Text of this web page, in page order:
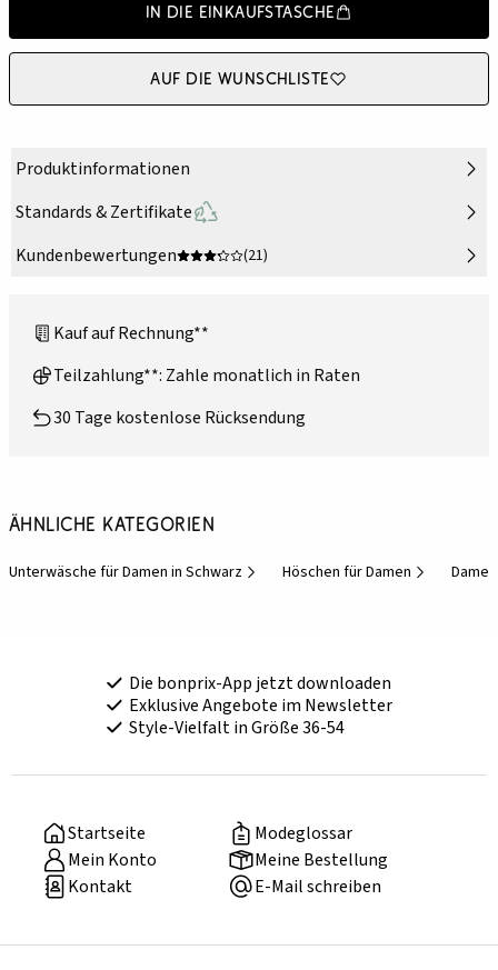
In die Einkaufstasche
Auf die Wunschliste
Produktinformationen
Standards & Zertifikate
Kundenbewertungen
(21)
Kauf auf Rechnung**
Teilzahlung**: Zahle monatlich in Raten
30 Tage kostenlose Rücksendung
Ähnliche Kategorien
Unterwäsche für Damen in Schwarz Höschen für Damen
Die bonprix-App jetzt downloaden
Exklusive Angebote im Newsletter
Style-Vielfalt in Größe 36-54
Startseite
Modeglossar
Mein Konto
Meine Bestellung
Kontakt
E-Mail schreiben